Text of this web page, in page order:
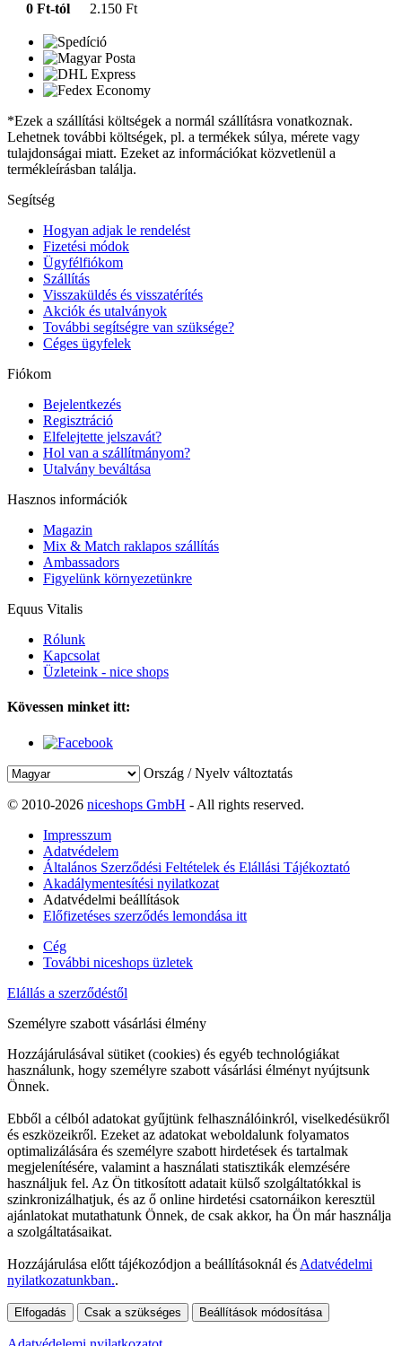
0 Ft-tól
2.150 Ft
*Ezek a szállítási költségek a normál szállításra vonatkoznak.
Lehetnek további költségek, pl. a termékek súlya, mérete vagy
tulajdonságai miatt. Ezeket az információkat közvetlenül a
termékleírásban találja.
Segítség
Hogyan adjak le rendelést
Fizetési módok
Ügyfélfiókom
Szállítás
Visszaküldés és visszatérítés
Akciók és utalványok
További segítségre van szüksége?
Céges ügyfelek
Fiókom
Bejelentkezés
Regisztráció
Elfelejtette jelszavát?
Hol van a szállítmányom?
Utalvány beváltása
Hasznos információk
Magazin
Mix & Match raklapos szállítás
Ambassadors
Figyelünk környezetünkre
Equus Vitalis
Rólunk
Kapcsolat
Üzleteink - nice shops
Kövessen minket itt:
Ország / Nyelv változtatás
© 2010-2026 niceshops GmbH - All rights reserved.
Impresszum
Adatvédelem
Általános Szerződési Feltételek és Elállási Tájékoztató
Akadálymentesítési nyilatkozat
Adatvédelmi beállítások
Előfizetéses szerződés lemondása itt
Cég
További niceshops üzletek
Elállás a szerződéstől
Személyre szabott vásárlási élmény
Hozzájárulásával sütiket (cookies) és egyéb technológiákat
használunk, hogy személyre szabott vásárlási élményt nyújtsunk
Önnek.
Ebből a célból adatokat gyűjtünk felhasználóinkról, viselkedésükről
és eszközeikről. Ezeket az adatokat weboldalunk folyamatos
optimalizálására és személyre szabott hirdetések és tartalmak
megjelenítésére, valamint a használati statisztikák elemzésére
használjuk fel. Az Ön titkosított adatait külső szolgáltatókkal is
szinkronizálhatjuk, és az ő online hirdetési csatornáikon keresztül
ajánlatokat mutathatunk Önnek, de csak akkor, ha Ön már használja
a szolgáltatásaikat.
Hozzájárulása előtt tájékozódjon a beállításoknál és Adatvédelmi
nyilatkozatunkban..
Elfogadás Csak a szükséges Beállítások módosítása